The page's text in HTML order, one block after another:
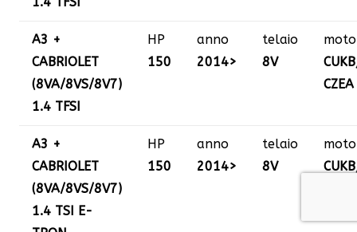
A3 +
CABRIOLET
(8VA/8VS/8V7)
1.4 TFSI
HP
150
anno
2014>
telaio
8V
CZEA
A3 +
CABRIOLET
(8VA/8VS/8V7)
1.4 TSI E-
HP
150
anno
2014>
telaio
8V